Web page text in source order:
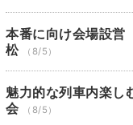
本番に向け会場設
松
（8/5）
魅力的な列車内楽
会
（8/5）